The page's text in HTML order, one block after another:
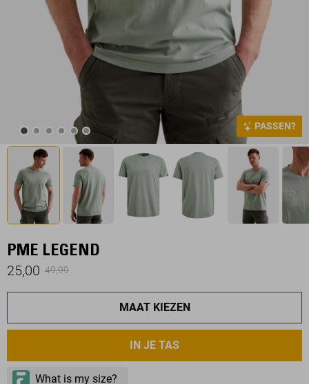
PASSEN?
PME LEGEND
25,00 49,99
MAAT KIEZEN
IN JE TAS